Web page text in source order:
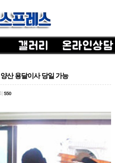
산 용달이사 당일 가능
550